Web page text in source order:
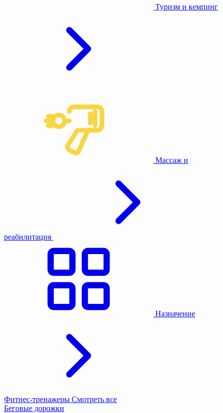
Туризм и кемпинг
Массаж и
реабилитация
Назначение
Фитнес-тренажеры Смотреть все
Беговые дорожки